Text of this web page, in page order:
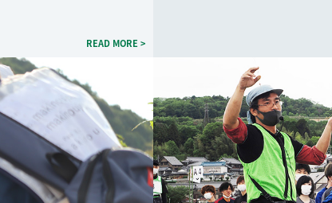
READ MORE >